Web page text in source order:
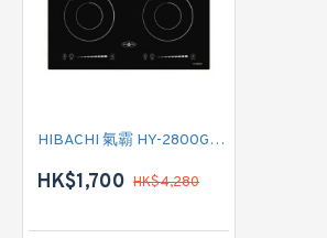
HIBACHI 氣霸 HY-2800GD1 嵌入/座枱雙頭電磁爐
HK$1,700 HK$4,280